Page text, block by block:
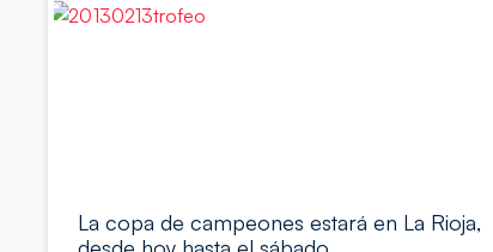
La copa de campeones estará en La Rioja,